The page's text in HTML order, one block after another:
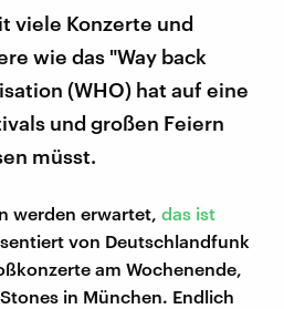
viele Konzerte und
wie das "Way back
(WHO) hat auf eine
und großen Feiern
müsst.
werden erwartet, das ist
von Deutschlandfunk
am Wochenende,
in München. Endlich